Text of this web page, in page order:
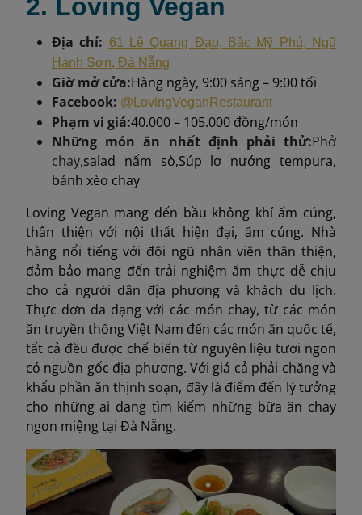
2. Loving Vegan
Địa chỉ: 61 Lê Quang Đạo, Bắc Mỹ Phú, Ngũ
Hành Sơn, Đà Nẵng
Giờ mở cửa:Hàng ngày, 9:00 sáng – 9:00 tối
Facebook: @LovingVeganRestaurant
Phạm vi giá:40.000 – 105.000 đồng/món
Những món ăn nhất định phải thử:Phở
chay,salad nấm sò,Súp lơ nướng tempura,
bánh xèo chay
Loving Vegan mang đến bầu không khí ấm cúng,
thân thiện với nội thất hiện đại, ấm cúng. Nhà
hàng nổi tiếng với đội ngũ nhân viên thân thiện,
đảm bảo mang đến trải nghiệm ẩm thực dễ chịu
cho cả người dân địa phương và khách du lịch.
Thực đơn đa dạng với các món chay, từ các món
ăn truyền thống Việt Nam đến các món ăn quốc tế,
tất cả đều được chế biến từ nguyên liệu tươi ngon
có nguồn gốc địa phương. Với giá cả phải chăng và
khẩu phần ăn thịnh soạn, đây là điểm đến lý tưởng
cho những ai đang tìm kiếm những bữa ăn chay
ngon miệng tại Đà Nẵng.